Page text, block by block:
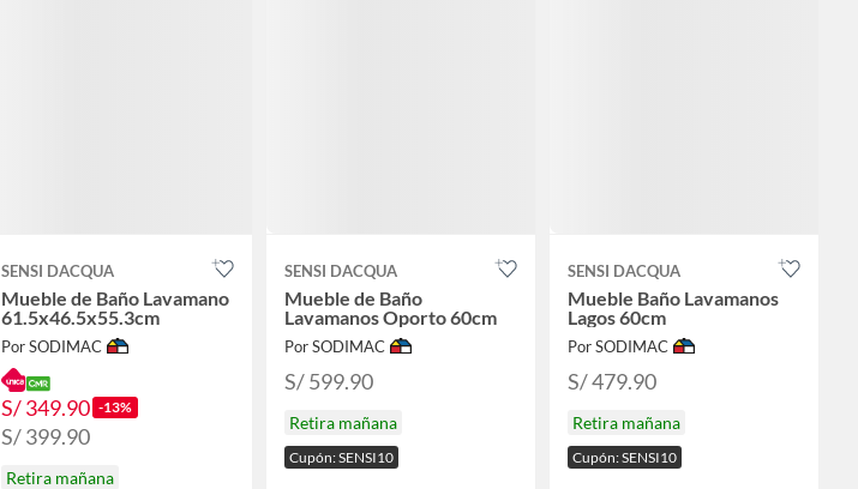
SENSI DACQUA
Mueble de Baño Lavamano
61.5x46.5x55.3cm
Por SODIMAC
S/ 349.90 -13%
S/ 399.90
Retira mañana
SENSI DACQUA
Mueble de Baño
Lavamanos Oporto 60cm
Por SODIMAC
S/ 599.90
Retira mañana
Cupón: SENSI10
SENSI DACQUA
Mueble Baño Lavamanos
Lagos 60cm
Por SODIMAC
S/ 479.90
Retira mañana
Cupón: SENSI10